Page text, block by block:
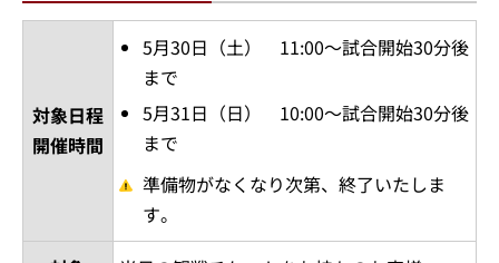
対象日程
開催時間
5月30日（土） 11:00～試合開始30分後
まで
5月31日（日） 10:00～試合開始30分後
まで
準備物がなくなり次第、終了いたしま
す。